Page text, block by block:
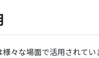
々な場面で活用されてい